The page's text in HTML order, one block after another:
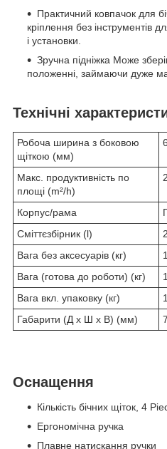
Практичний ковпачок для
кріплення без інструментів
і установки.
Зручна підніжка Може
положенні, займаючи дуже
Технічні
Робоча ширина з боковою
щіткою (мм)
Макс. продуктивність по
площі (m²/h)
Корпус/рама
Сміттєзбірник (l)
Вага без аксесуарів (кг)
Вага (готова до роботи) (кг)
Вага вкл. упаковку (кг)
Габарити (Д x Ш x В) (мм)
Оснащення
Кількість бічних щіток, 4
Ергономічна ручка
Плавне натискання ручки